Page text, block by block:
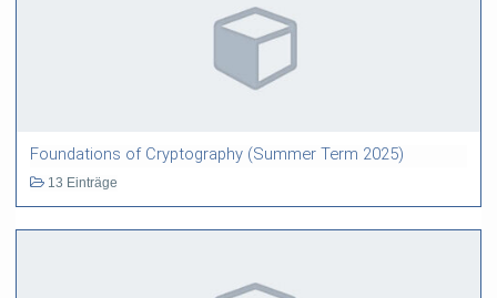
Foundations of Cryptography (Summer Term 2025)
13 Einträge